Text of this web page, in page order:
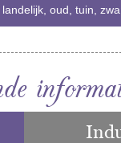
landelijk oud tuin